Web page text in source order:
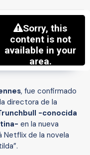
, fue confirmado
directora de la
-conocida
en la nueva
de la novela